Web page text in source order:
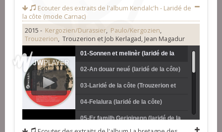
Ecouter des extraits de l'album Kendalc'h - Laridé de
la côte (mode Carnac)
2015 - Kergozien/Durassier, Paulo/Kergozien,
Trouzerion, Trouzerion et Job Kerlagad, Jean Magadur
01-Sonnen et melinèr (laridé de la
côte) (Trouzerion)
02-An douar neué (laridé de la côte)
(Trouzerion)
03-Laridé de la côte (Trouzerion et
Job Kerlagad)
04-Felalura (laridé de la côte)
(Trouzerion)
05-Er familh Geriginenn (laridé de la